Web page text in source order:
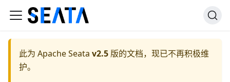
此为 Apache Seata v2.5 版的文档，现已不再积极维
护。